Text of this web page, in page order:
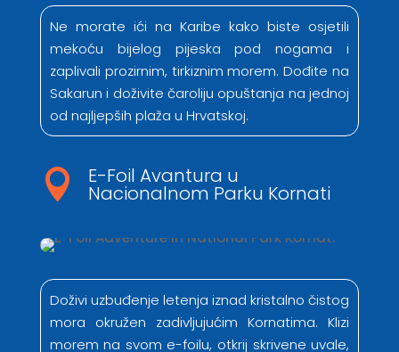
Ne morate ići na Karibe kako biste osjetili
mekoću bijelog pijeska pod nogama i
zaplivali prozirnim, tirkiznim morem. Dođite na
Sakarun i doživite čaroliju opuštanja na jednoj
od najljepših plaža u Hrvatskoj.
 E-Foil Avantura u
Nacionalnom Parku Kornati
Doživi uzbuđenje letenja iznad kristalno čistog
mora okružen zadivljujućim Kornatima. Klizi
morem na svom e-foilu, otkrij skrivene uvale,